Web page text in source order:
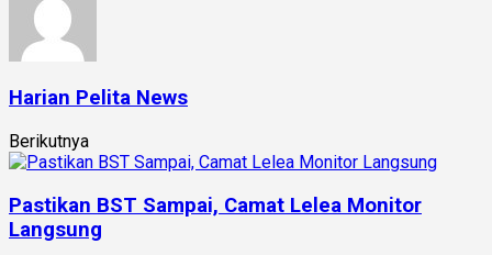
Harian Pelita News
Berikutnya
Pastikan BST Sampai, Camat Lelea Monitor
Langsung